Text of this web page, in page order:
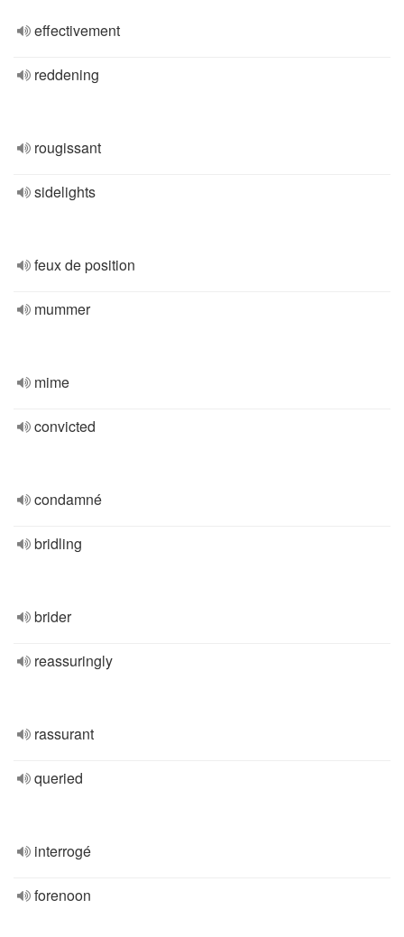
effectivement
reddening
rougissant
sidelights
feux de position
mummer
mime
convicted
condamné
bridling
brider
reassuringly
rassurant
queried
interrogé
forenoon